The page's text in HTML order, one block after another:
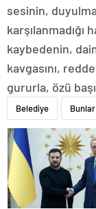
sesinin,
karşılanmadığı
kaybedenin,
kavgasını,
gururla, özü
Belediye Bunlar